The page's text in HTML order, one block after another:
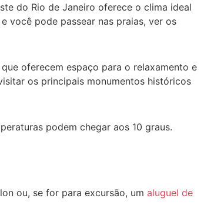
do Rio de Janeiro oferece o clima ideal
você pode passear nas praias, ver os
oferecem espaço para o relaxamento e
os principais monumentos históricos
podem chegar aos 10 graus.
ou, se for para excursão, um aluguel de